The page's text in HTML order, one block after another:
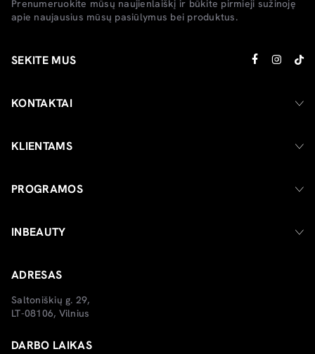
Prenumeruokite mūsų naujienlaiškį ir būkite pirmieji sužinoję
apie naujausius mūsų pasiūlymus bei produktus.
SEKITE MUS
KONTAKTAI
KLIENTAMS
PROGRAMOS
INBEAUTY
ADRESAS
Saltoniškių g. 29,
LT-08106, Vilnius
DARBO LAIKAS